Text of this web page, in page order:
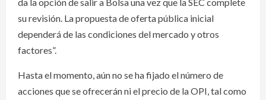
su revisión. La propuesta de oferta pública inicial
dependerá de las condiciones del mercado y otros
factores”.
Hasta el momento, aún no se ha fijado el número de
acciones que se ofrecerán ni el precio de la OPI, tal como